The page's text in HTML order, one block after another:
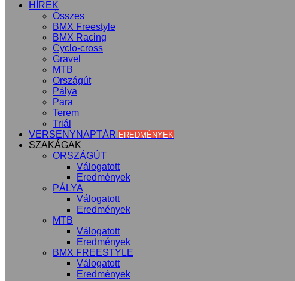
HÍREK
Összes
BMX Freestyle
BMX Racing
Cyclo-cross
Gravel
MTB
Országút
Pálya
Para
Terem
Triál
VERSENYNAPTÁR EREDMÉNYEK
SZAKÁGAK
ORSZÁGÚT
Válogatott
Eredmények
PÁLYA
Válogatott
Eredmények
MTB
Válogatott
Eredmények
BMX FREESTYLE
Válogatott
Eredmények